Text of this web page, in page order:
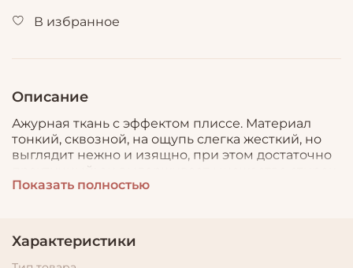
В избранное
Описание
Ажурная ткань с эффектом плиссе. Материал
тонкий, сквозной, на ощупь слегка жесткий, но
выглядит нежно и изящно, при этом достаточно
не теряя первоначального внешнего вида.
Показать полностью
Характеристики